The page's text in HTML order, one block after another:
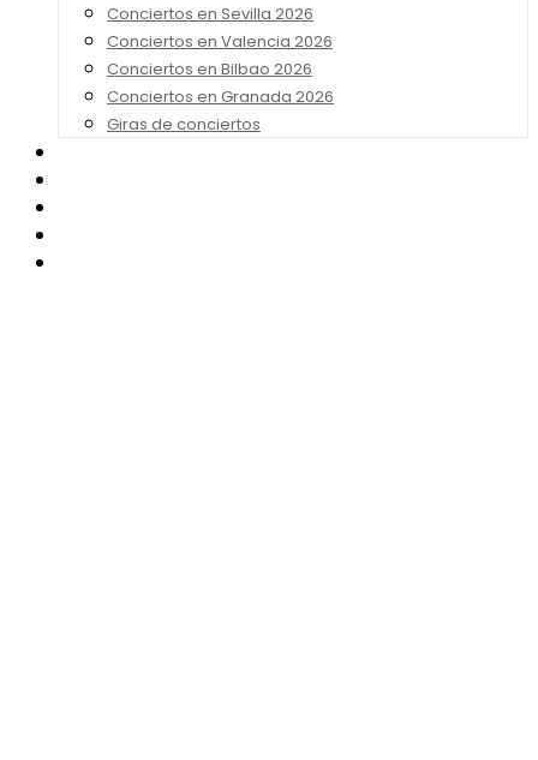
Conciertos en Sevilla 2026
Conciertos en Valencia 2026
Conciertos en Bilbao 2026
Conciertos en Granada 2026
Giras de conciertos